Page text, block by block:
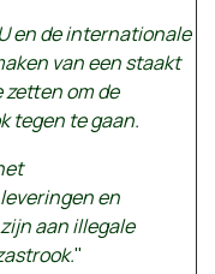
en de internationale
van een staakt
om de
tegen te gaan.
en
aan illegale
"